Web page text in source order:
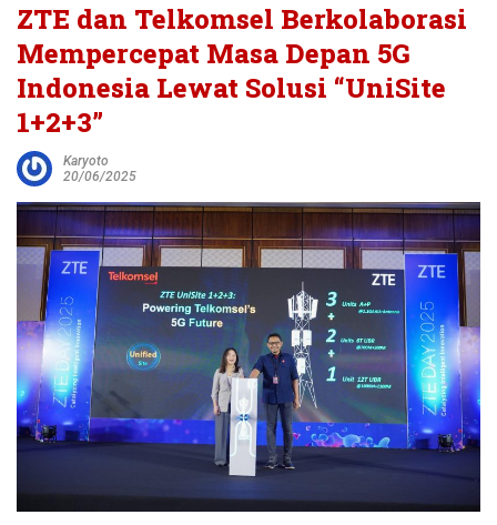
ZTE dan Telkomsel Berkolaborasi
Mempercepat Masa Depan 5G
Indonesia Lewat Solusi “UniSite
1+2+3”
Karyoto
20/06/2025